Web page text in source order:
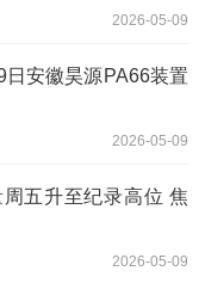
2026-05-09
安徽昊源PA66装置
2026-05-09
五升至纪录高位 焦
2026-05-09